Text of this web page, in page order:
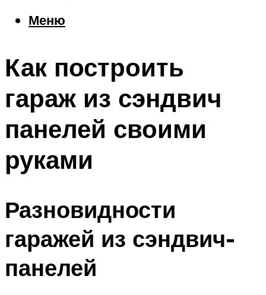
Меню
Как построить
гараж из сэндвич
панелей своими
руками
Разновидности
гаражей из сэндвич-
панелей